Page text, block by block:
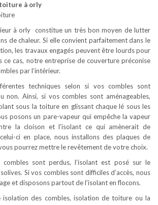
à orly
à orly constitue un très bon moyen de lutter
de chaleur. Si elle convient parfaitement dans le
les travaux engagés peuvent être lourds pour
ce cas, notre entreprise de couverture préconise
par l’intérieur.
techniques selon si vos combles sont
non. Ainsi, si vos combles sont aménageables,
sous la toiture en glissant chaque lé sous les
posons un pare-vapeur qui empêche la vapeur
la cloison et l’isolant ce qui amènerait de
ci en place, nous installons des plaques de
pourrez mettre le revêtement de votre choix.
combles sont perdus, l’isolant est posé sur le
Si vos combles sont difficiles d’accès, nous
et disposons partout de l’isolant en flocons.
des combles, isolation de toiture ou la